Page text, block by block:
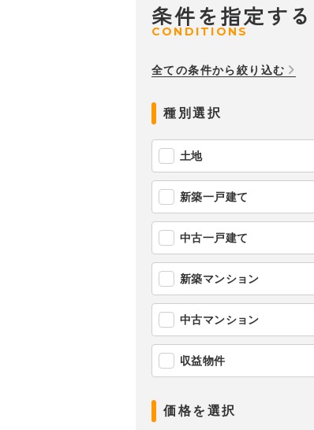
条件を指定する
CONDITIONS
全ての条件から絞り込む
種別選択
土地
新築一戸建て
中古一戸建て
新築マンション
中古マンション
収益物件
価格を選択